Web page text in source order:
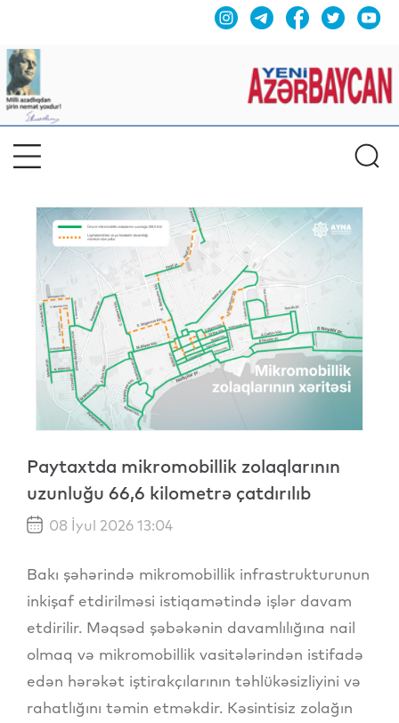
Paytaxtda mikromobillik zolaqlarının
uzunluğu 66,6 kilometrə çatdırılıb
08 İyul 2026 13:04
Bakı şəhərində mikromobillik infrastrukturunun
inkişaf etdirilməsi istiqamətində işlər davam
etdirilir. Məqsəd şəbəkənin davamlılığına nail
olmaq və mikromobillik vasitələrindən istifadə
edən hərəkət iştirakçılarının təhlükəsizliyini və
rahatlığını təmin etməkdir. Kəsintisiz zolağın